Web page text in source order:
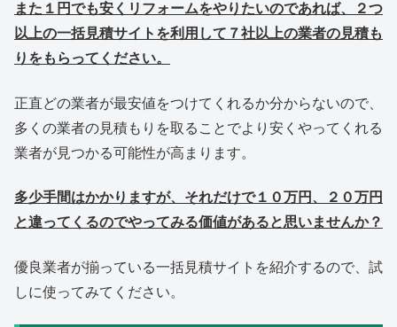
また１円でも安くリフォームをやりたいのであれば、２つ
以上の一括見積サイトを利用して７社以上の業者の見積も
りをもらってください。
正直どの業者が最安値をつけてくれるか分からないので、
多くの業者の見積もりを取ることでより安くやってくれる
業者が見つかる可能性が高まります。
多少手間はかかりますが、それだけで１０万円、２０万円
と違ってくるのでやってみる価値があると思いませんか？
優良業者が揃っている一括見積サイトを紹介するので、試
しに使ってみてください。